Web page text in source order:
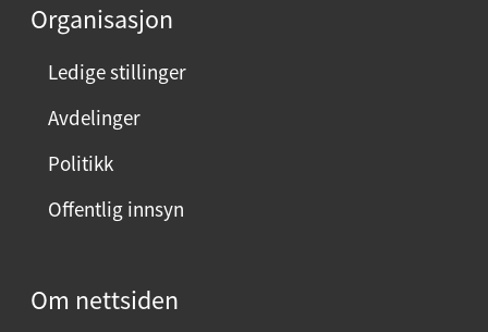
Organisasjon
Ledige stillinger
Avdelinger
Politikk
Offentlig innsyn
Om nettsiden